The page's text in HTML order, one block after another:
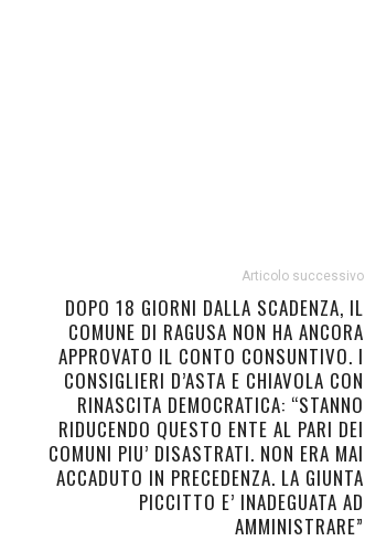
Articolo successivo
DOPO 18 GIORNI DALLA SCADENZA, IL
COMUNE DI RAGUSA NON HA ANCORA
APPROVATO IL CONTO CONSUNTIVO. I
CONSIGLIERI D’ASTA E CHIAVOLA CON
RINASCITA DEMOCRATICA: “STANNO
RIDUCENDO QUESTO ENTE AL PARI DEI
COMUNI PIU’ DISASTRATI. NON ERA MAI
ACCADUTO IN PRECEDENZA. LA GIUNTA
PICCITTO E’ INADEGUATA AD
AMMINISTRARE”